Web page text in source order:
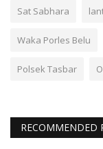
Sat Sabhara
Waka Porles Belu
Polsek Tasbar
RECOMMENDED